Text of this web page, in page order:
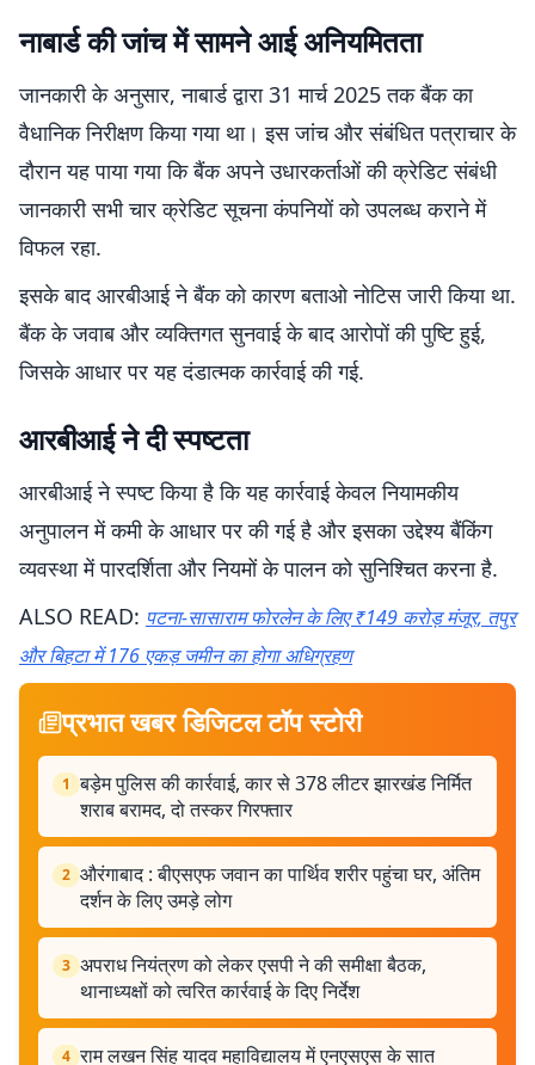
नाबार्ड की जांच में सामने आई अनियमितता
जानकारी के अनुसार, नाबार्ड द्वारा 31 मार्च 2025 तक बैंक का
वैधानिक निरीक्षण किया गया था। इस जांच और संबंधित पत्राचार के
दौरान यह पाया गया कि बैंक अपने उधारकर्ताओं की क्रेडिट संबंधी
जानकारी सभी चार क्रेडिट सूचना कंपनियों को उपलब्ध कराने में
विफल रहा.
इसके बाद आरबीआई ने बैंक को कारण बताओ नोटिस जारी किया था.
बैंक के जवाब और व्यक्तिगत सुनवाई के बाद आरोपों की पुष्टि हुई,
जिसके आधार पर यह दंडात्मक कार्रवाई की गई.
आरबीआई ने दी स्पष्टता
आरबीआई ने स्पष्ट किया है कि यह कार्रवाई केवल नियामकीय
अनुपालन में कमी के आधार पर की गई है और इसका उद्देश्य बैंकिंग
व्यवस्था में पारदर्शिता और नियमों के पालन को सुनिश्चित करना है.
ALSO READ: पटना-सासाराम फोरलेन के लिए ₹149 करोड़ मंजूर, तपुर
और बिहटा में 176 एकड़ जमीन का होगा अधिग्रहण
प्रभात खबर डिजिटल टॉप स्टोरी
1 बड़ेम पुलिस की कार्रवाई, कार से 378 लीटर झारखंड निर्मित
शराब बरामद, दो तस्कर गिरफ्तार
2 औरंगाबाद : बीएसएफ जवान का पार्थिव शरीर पहुंचा घर, अंतिम
दर्शन के लिए उमड़े लोग
3 अपराध नियंत्रण को लेकर एसपी ने की समीक्षा बैठक,
थानाध्यक्षों को त्वरित कार्रवाई के दिए निर्देश
4 राम लखन सिंह यादव महाविद्यालय में एनएसएस के सात